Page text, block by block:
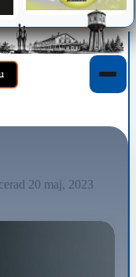
20 maj, 2023